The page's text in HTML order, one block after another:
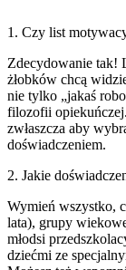
1. Czy list
Zdecydowanie tak!
żłobków chcą
nie tylko „jakaś
filozofii
zwłaszcza aby
doświadczeniem.
2. Jakie
Wymień wszystko,
lata), grupy
młodsi
dziećmi ze